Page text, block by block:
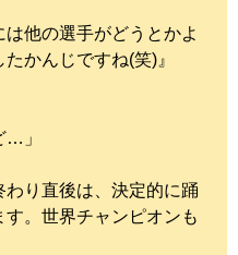
は他の選手がどうとかよ
たかんじですね(笑)』
…」
わり直後は、決定的に踊
す。世界チャンピオンも